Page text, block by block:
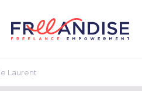
Laurent